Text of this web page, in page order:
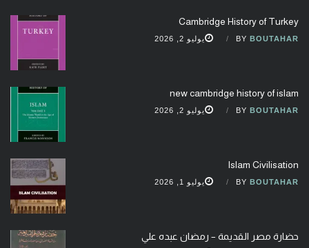
Cambridge History of Turkey
BY BOUTAHAR يوليو 2, 2026
new cambridge history of islam
BY BOUTAHAR يوليو 2, 2026
Islam Civilisation
BY BOUTAHAR يوليو 1, 2026
حضارة مصر القديمة – رمضان عبده علي